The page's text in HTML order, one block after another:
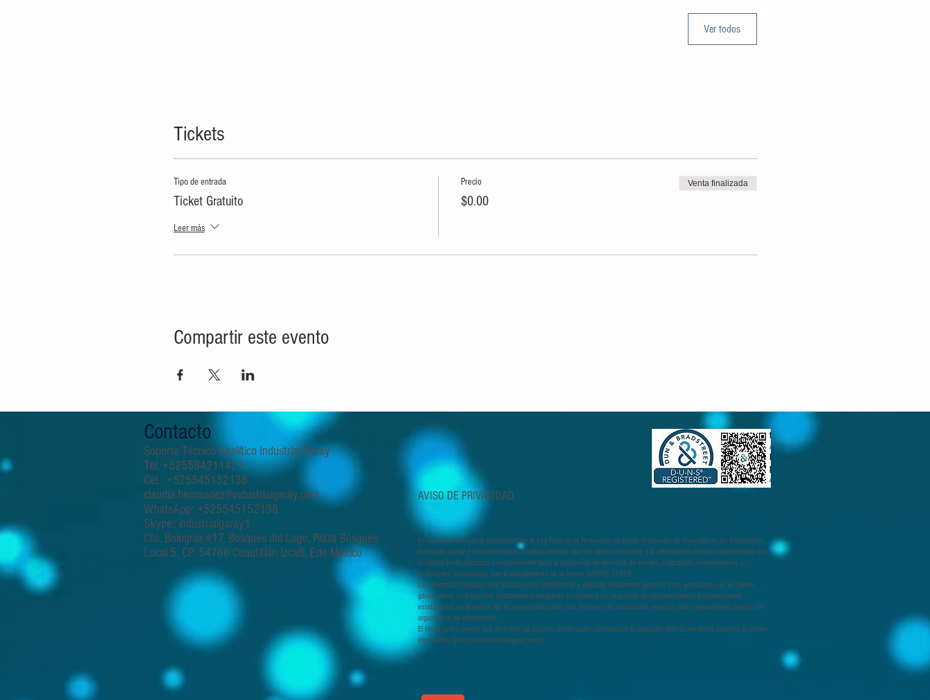
Ver todos
Tickets
Tipo de entrada
Ticket Gratuito
Leer más
Precio
$0.00
Venta finalizada
Compartir este evento
Contacto
Soporte Técnico Analítico Industrial Garay
Tel. +525594211421
Cel.: +525545152138
claudia.hernandez@industrialgaray.com
WhatsApp: +525545152138
Skype: industrialgaray1
Cto. Bolognia #17, Bosques del Lago, Plaza Bosques
Local 5, CP. 54760 Cuautitlán Izcalli, Edo México
AVISO DE PRIVACIDAD
En cumplimiento con lo establecido en la Ley Federal de Protección de Datos Personales en Posesión de los Particulares,
Industrias Garay e Instrumentación Analítica informa que los datos personales y la información técnica proporcionada por
el cliente serán utilizados exclusivamente para la prestación de servicios de ensayo, calibración, mantenimiento y
actividades relacionadas con el cumplimiento de la norma ISO/IEC 17025.
La información recibida será tratada como confidencial y utilizada únicamente para los fines acordados con el cliente,
garantizando su integridad, trazabilidad y resguardo conforme a los requisitos de confidencialidad e imparcialidad
establecidos en la norma. No se compartirán datos con terceros sin autorización expresa, salvo requerimiento legal o de
organismos de acreditación.
El titular podrá ejercer sus derechos de acceso, rectificación, cancelación u oposición (ARCO) mediante solicitud al correo
electrónico: [direccion@industrialgaray.com].